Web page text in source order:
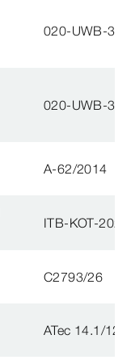
020-UWB-
020-UWB-
A-62/2014
ITB-KOT-
C2793/26
ATec 14.1/12-